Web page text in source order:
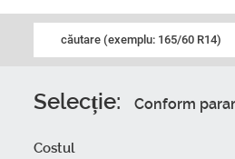
căutare (exemplu: 165/60 R14)
Selecție: Conform
Costul